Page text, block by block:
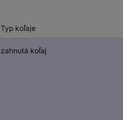
Typ koľaje
zahnutá koľaj